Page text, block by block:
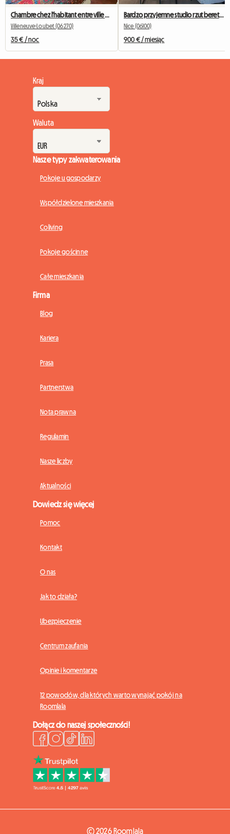
Villeneuve-Loubet (06270)
35 € / noc
Bardzo przyjemne studio rzut beretem od Uniwersytetu Valrose
Nice (06100)
900 € / miesiąc
Kraj
Waluta
Nasze typy zakwaterowania
Pokoje u gospodarzy
Współdzielone mieszkania
Coliving
Pokoje gościnne
Całe mieszkania
Firma
Blog
Kariera
Prasa
Partnerstwa
Nota prawna
Regulamin
Nasze liczby
Aktualności
Dowiedz się więcej
Pomoc
Kontakt
O nas
Jak to działa?
Ubezpieczenie
Centrum zaufania
Opinie i komentarze
12 powodów, dla których warto wynająć pokój na
Roomlala
Dołącz do naszej społeczności!
© 2026 Roomlala